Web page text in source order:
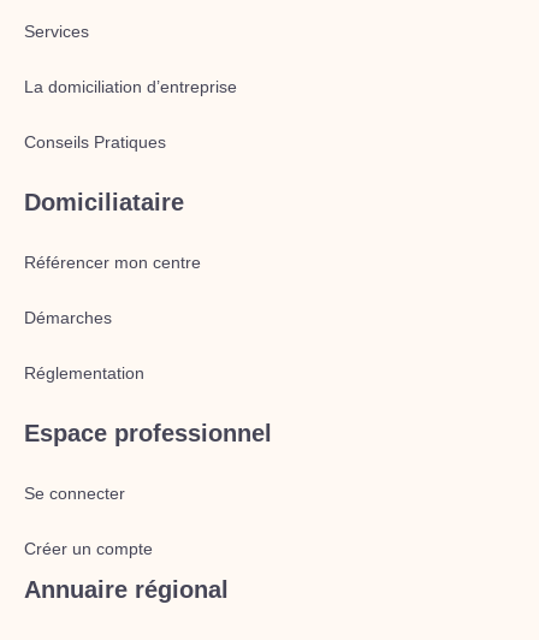
Services
La domiciliation d’entreprise
Conseils Pratiques
Domiciliataire
Référencer mon centre
Démarches
Réglementation
Espace professionnel
Se connecter
Créer un compte
Annuaire régional